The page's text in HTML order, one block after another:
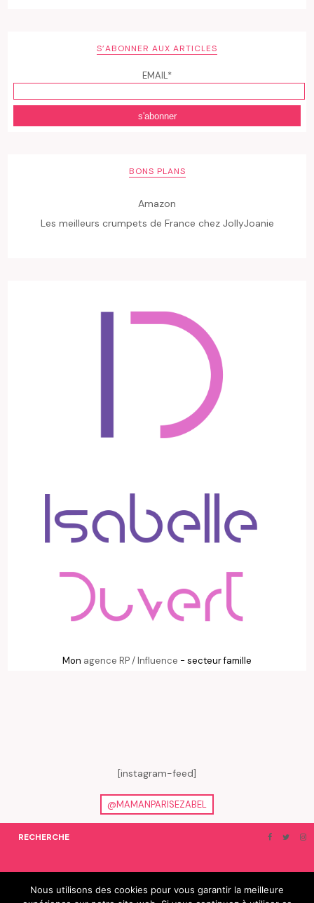
S’ABONNER AUX ARTICLES
EMAIL*
BONS PLANS
Amazon
Les meilleurs crumpets de France chez JollyJoanie
Mon agence RP / Influence - secteur famille
[instagram-feed]
@MAMANPARISEZABEL
RECHERCHE
ON EN PARLE… BLOGROLL
Nous utilisons des cookies pour vous garantir la meilleure